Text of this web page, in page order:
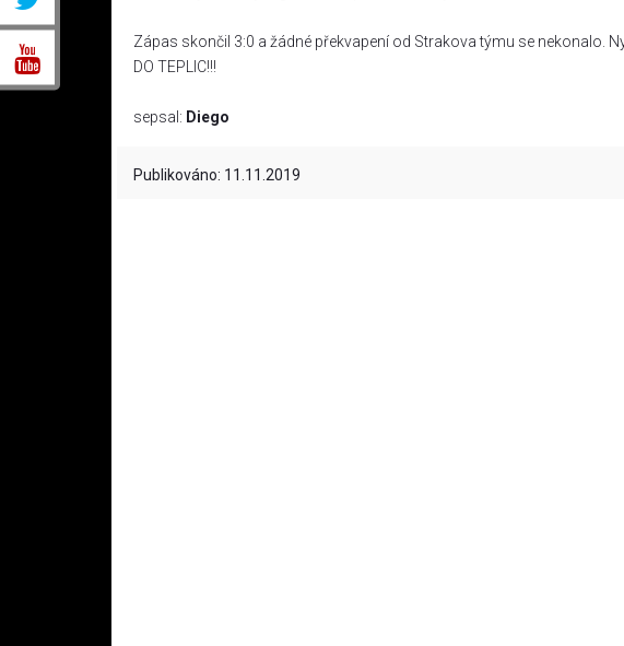
Zápas skončil 3:0 a žádné překvapení od Strakova týmu se nekonalo.
DO TEPLIC!!!
sepsal: Diego
Publikováno: 11.11.2019